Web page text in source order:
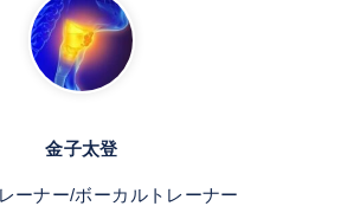
金子太登
ーナー/ボーカルトレーナー